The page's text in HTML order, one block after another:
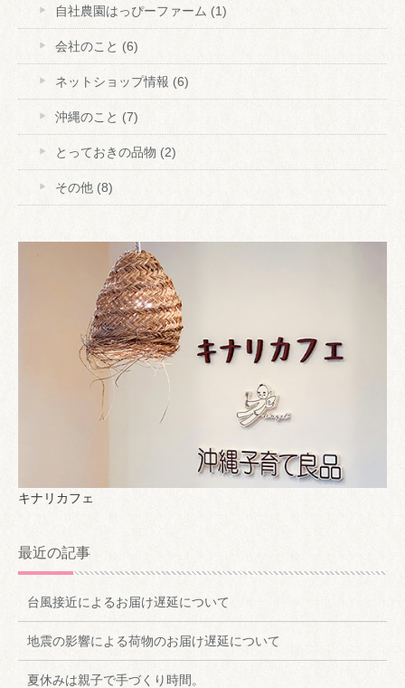
自社農園はっぴーファーム (1)
会社のこと (6)
ネットショップ情報 (6)
沖縄のこと (7)
とっておきの品物 (2)
その他 (8)
キナリカフェ
最近の記事
台風接近によるお届け遅延について
地震の影響による荷物のお届け遅延について
夏休みは親子で手づくり時間。